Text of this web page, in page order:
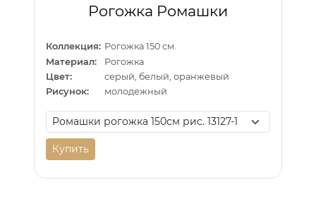
Рогожка Ромашки
Коллекция: Рогожка 150 см.
Материал:
Рогожка
Цвет:
серый, белый, оранжевый
Рисунок:
молодежный
Купить